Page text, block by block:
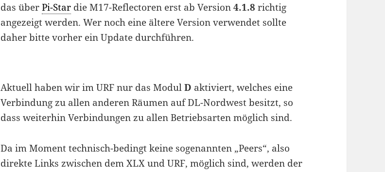
das überPi-Star die M17-Reflectoren erst ab Version4.1.8 richtig
angezeigt werden. Wer noch eine ältere Version verwendet sollte
daher bitte vorher ein Update durchführen.
Aktuell haben wir im URF nur das ModulD aktiviert, welches eine
Verbindung zu allen anderen Räumen auf DL-Nordwest besitzt, so
dass weiterhin Verbindungen zu allen Betriebsarten möglich sind.
Da im Moment technisch-bedingt keine sogenannten „Peers“, also
direkte Links zwischen dem XLX und URF, möglich sind, werden der